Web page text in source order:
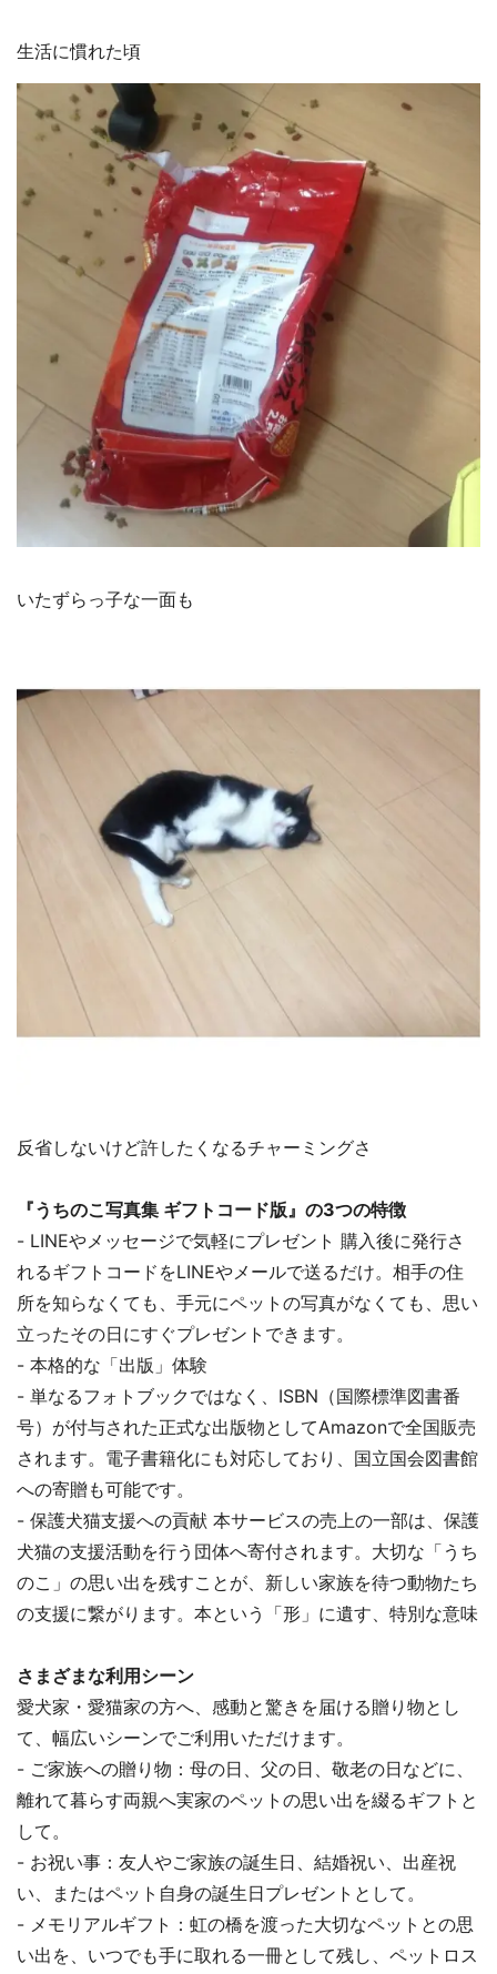
生活に慣れた頃
いたずらっ子な一面も
反省しないけど許したくなるチャーミングさ
『うちのこ写真集 ギフトコード版』の3つの特徴
- LINEやメッセージで気軽にプレゼント 購入後に発行さ
れるギフトコードをLINEやメールで送るだけ。相手の住
所を知らなくても、手元にペットの写真がなくても、思い
立ったその日にすぐプレゼントできます。
- 本格的な「出版」体験
- 単なるフォトブックではなく、ISBN（国際標準図書番
号）が付与された正式な出版物としてAmazonで全国販売
されます。電子書籍化にも対応しており、国立国会図書館
への寄贈も可能です。
- 保護犬猫支援への貢献 本サービスの売上の一部は、保護
犬猫の支援活動を行う団体へ寄付されます。大切な「うち
のこ」の思い出を残すことが、新しい家族を待つ動物たち
の支援に繋がります。本という「形」に遺す、特別な意味
さまざまな利用シーン
愛犬家・愛猫家の方へ、感動と驚きを届ける贈り物とし
て、幅広いシーンでご利用いただけます。
- ご家族への贈り物：母の日、父の日、敬老の日などに、
離れて暮らす両親へ実家のペットの思い出を綴るギフトと
して。
- お祝い事：友人やご家族の誕生日、結婚祝い、出産祝
い、またはペット自身の誕生日プレゼントとして。
- メモリアルギフト：虹の橋を渡った大切なペットとの思
い出を、いつでも手に取れる一冊として残し、ペットロス